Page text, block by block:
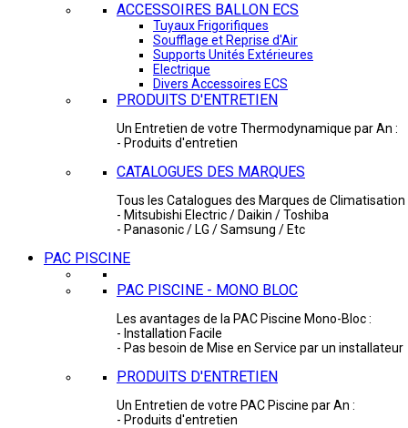
ACCESSOIRES BALLON ECS
Tuyaux Frigorifiques
Soufflage et Reprise d'Air
Supports Unités Extérieures
Electrique
Divers Accessoires ECS
PRODUITS D'ENTRETIEN
Un Entretien de votre Thermodynamique par An :
- Produits d'entretien
CATALOGUES DES MARQUES
Tous les Catalogues des Marques de Climatisation
- Mitsubishi Electric / Daikin / Toshiba
- Panasonic / LG / Samsung / Etc
PAC PISCINE
PAC PISCINE - MONO BLOC
Les avantages de la PAC Piscine Mono-Bloc :
- Installation Facile
- Pas besoin de Mise en Service par un installateur
PRODUITS D'ENTRETIEN
Un Entretien de votre PAC Piscine par An :
- Produits d'entretien